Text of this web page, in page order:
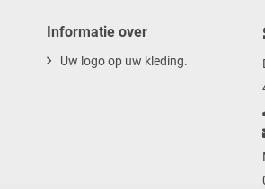
Informatie over
Uw logo op uw kleding.